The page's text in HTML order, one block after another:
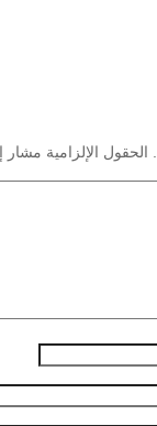
الحقول الإلزامية مشار